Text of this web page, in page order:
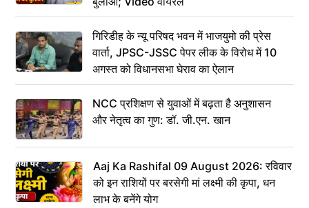
गिरिडीह के न्यू परिषद भवन में भाजयुमो की प्रेस
वार्ता, JPSC-JSSC पेपर लीक के विरोध में 10
अगस्त को विधानसभा घेराव का ऐलान
NCC प्रशिक्षण से युवाओं में बढ़ता है अनुशासन
और नेतृत्व का गुण: डॉ. जी.एन. खान
Aaj Ka Rashifal 09 August 2026: रविवार
को इन राशियों पर बरसेगी मां लक्ष्मी की कृपा, धन
लाभ के बनेंगे योग